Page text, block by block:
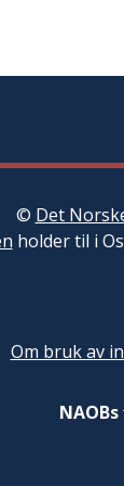
© Det
holder til i
Om bruk av